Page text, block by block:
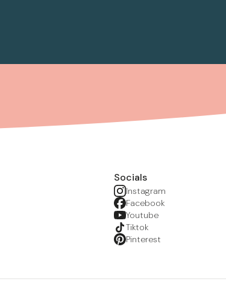
Socials
Instagram
Facebook
Youtube
Tiktok
Pinterest